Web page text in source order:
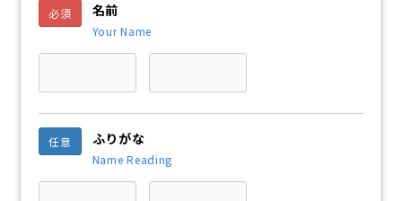
必須 名前
Your Name
任意 ふりがな
Name Reading